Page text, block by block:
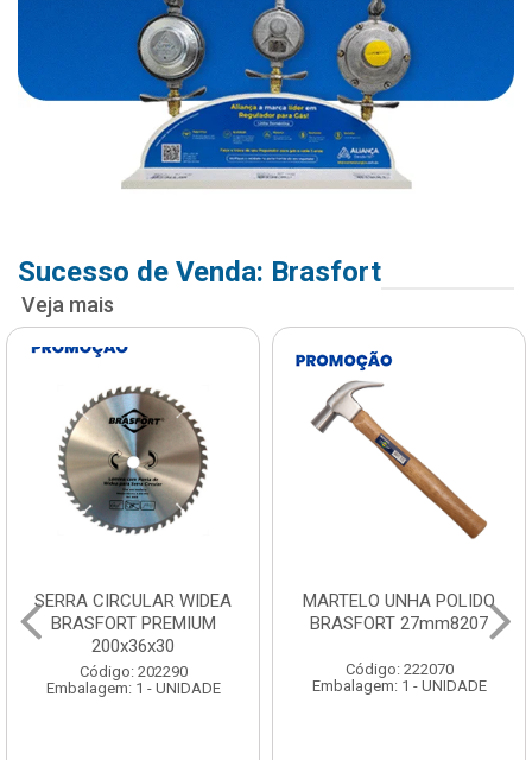
Sucesso de Venda: Brasfort
Veja mais
SERRA CIRCULAR WIDEA
BRASFORT PREMIUM
200x36x30
Código: 202290
Embalagem: 1 - UNIDADE
MARTELO UNHA POLIDO
BRASFORT 27mm8207
Código: 222070
Embalagem: 1 - UNIDADE